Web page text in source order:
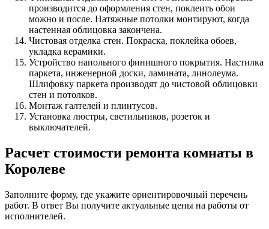
производится до оформления стен, поклеить обои
можно и после. Натяжные потолки монтируют, когда
настенная облицовка закончена.
Чистовая отделка стен. Покраска, поклейка обоев,
укладка керамики.
Устройство напольного финишного покрытия. Настилка
паркета, инженерной доски, ламината, линолеума.
Шлифовку паркета производят до чистовой облицовки
стен и потолков.
Монтаж галтелей и плинтусов.
Установка люстры, светильников, розеток и
выключателей.
Расчет стоимости ремонта комнаты в
Королеве
Заполните форму, где укажите ориентировочный перечень
работ. В ответ Вы получите актуальные цены на работы от
исполнителей.